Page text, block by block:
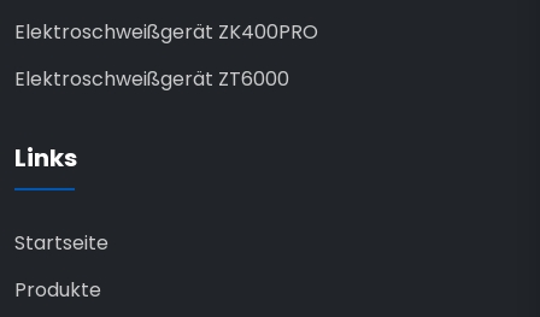
Elektroschweißgerät ZK400PRO
Elektroschweißgerät ZT6000
Links
Startseite
Produkte